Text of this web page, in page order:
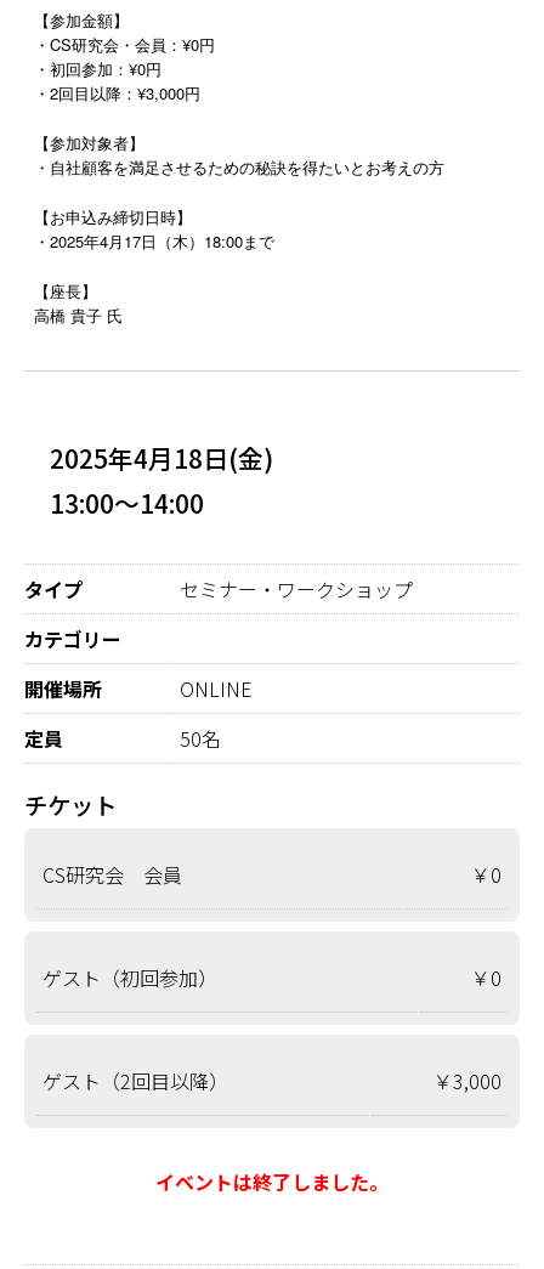
【参加金額】
・CS研究会・会員：¥0円
・初回参加：¥0円
・2回目以降：¥3,000円
【参加対象者】
・自社顧客を満足させるための秘訣を得たいとお考えの方
【お申込み締切日時】
・2025年4月17日（木）18:00まで
【座長】
高橋 貴子 氏
2025年4月18日(金)
13:00～14:00
タイプ
セミナー・ワークショップ
カテゴリー
開催場所
ONLINE
定員
50名
チケット
CS研究会 会員 ￥0
ゲスト（初回参加） ￥0
ゲスト（2回目以降） ￥3,000
イベントは終了しました。